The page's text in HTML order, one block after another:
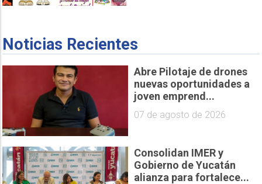
Noticias Recientes
Abre Pilotaje de drones
nuevas oportunidades a
joven emprend...
07 de agosto de 2026
Consolidan IMER y
Gobierno de Yucatán
alianza para fortalece...